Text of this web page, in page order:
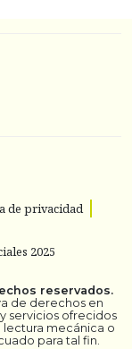
de privacidad
2025
reservados.
de derechos en
servicios ofrecidos
mecánica o
para tal fin.